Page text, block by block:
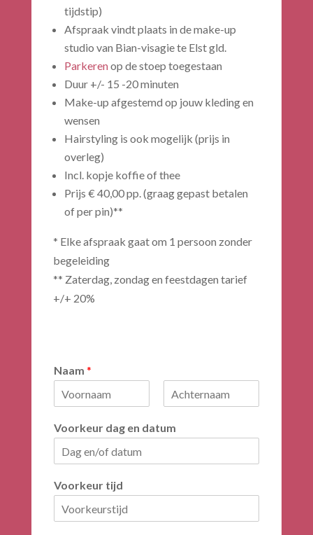
tijdstip)
Afspraak vindt plaats in de make-up
studio van Bian-visagie te Elst gld.
Parkerenop de stoep toegestaan
Duur +/- 15 -20 minuten
Make-up afgestemd op jouw kleding en
wensen
Hairstyling is ook mogelijk (prijs in
overleg)
Incl. kopje koffie of thee
Prijs € 40,00 pp. (graag gepast betalen
of per pin)**
* Elke afspraak gaat om 1 persoon zonder
begeleiding
** Zaterdag, zondag en feestdagen tarief
+/+ 20%
Naam*
o
o
a
m
h
r
Voorkeur dag en datum
Voorkeur tijd